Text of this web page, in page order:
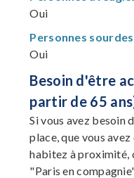
Oui
Personnes
Oui
Besoin d'être
partir de 65
Si vous avez besoin
place, que vous avez
habitez à proximité,
"Paris en